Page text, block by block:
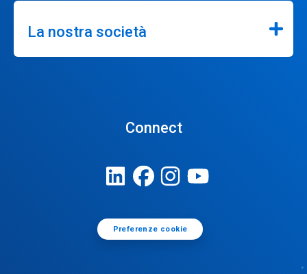
La nostra società
Connect
Preferenze cookie